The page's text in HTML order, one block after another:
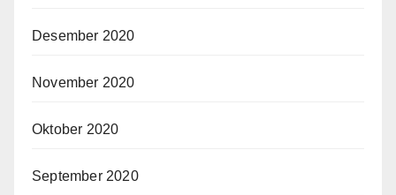
Desember 2020
November 2020
Oktober 2020
September 2020